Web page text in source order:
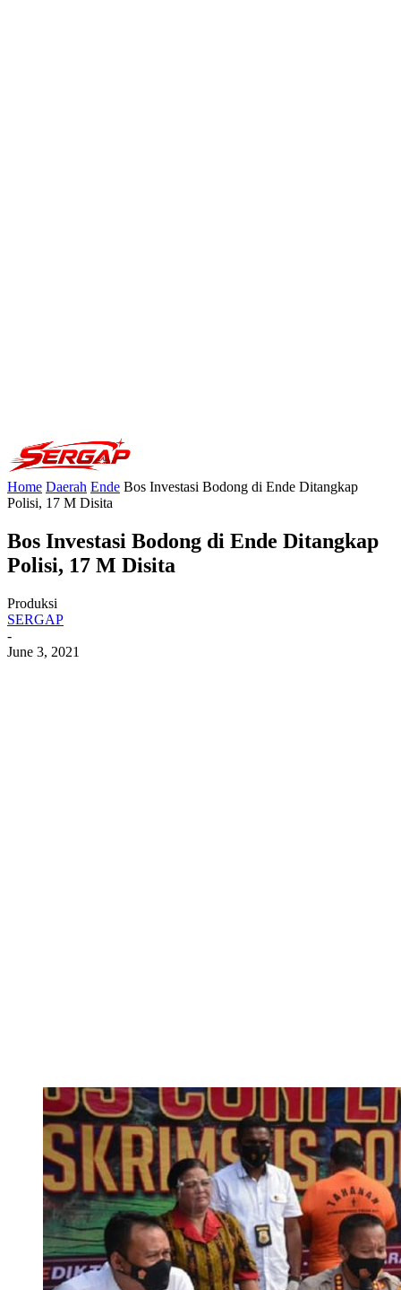
Home Daerah Ende Bos Investasi Bodong di Ende Ditangkap
Polisi, 17 M Disita
Bos Investasi Bodong di Ende Ditangkap
Polisi, 17 M Disita
Produksi
SERGAP
-
June 3, 2021